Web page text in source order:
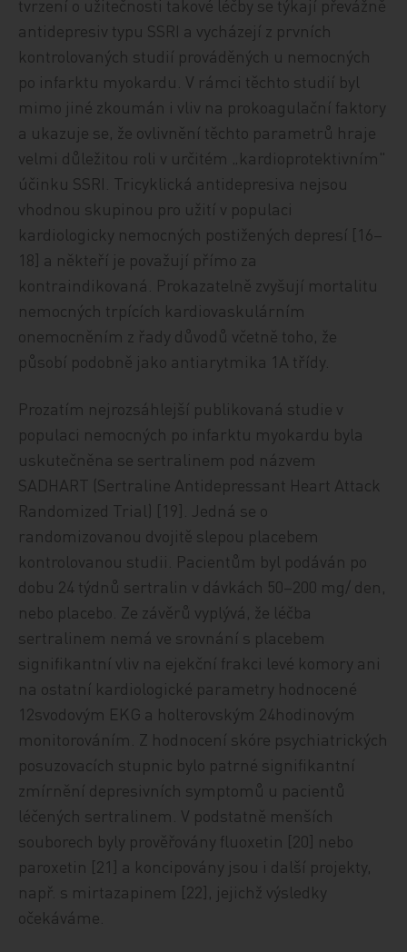
tvrzení o užitečnosti takové léčby se týkají převážně
antidepresiv typu SSRI a vycházejí z prvních
kontrolovaných studií prováděných u nemocných
po infarktu myokardu. V rámci těchto studií byl
mimo jiné zkoumán i vliv na prokoagulační faktory
a ukazuje se, že ovlivnění těchto parametrů hraje
velmi důležitou roli v určitém „kardioprotektivním"
účinku SSRI. Tricyklická antidepresiva nejsou
vhodnou skupinou pro užití v populaci
kardiologicky nemocných postižených depresí [16–
18] a někteří je považují přímo za
kontraindikovaná. Prokazatelně zvyšují mortalitu
nemocných trpících kardiovaskulárním
onemocněním z řady důvodů včetně toho, že
působí podobně jako antiarytmika 1A třídy.
Prozatím nejrozsáhlejší publikovaná studie v
populaci nemocných po infarktu myokardu byla
uskutečněna se sertralinem pod názvem
SADHART (Sertraline Antidepressant Heart Attack
Randomized Trial) [19]. Jedná se o
randomizovanou dvojitě slepou placebem
kontrolovanou studii. Pacientům byl podáván po
dobu 24 týdnů sertralin v dávkách 50–200 mg/ den,
nebo placebo. Ze závěrů vyplývá, že léčba
sertralinem nemá ve srovnání s placebem
signifikantní vliv na ejekční frakci levé komory ani
na ostatní kardiologické parametry hodnocené
12svodovým EKG a holterovským 24hodinovým
monitorováním. Z hodnocení skóre psychiatrických
posuzovacích stupnic bylo patrné signifikantní
zmírnění depresivních symptomů u pacientů
léčených sertralinem. V podstatně menších
souborech byly prověřovány fluoxetin [20] nebo
paroxetin [21] a koncipovány jsou i další projekty,
např. s mirtazapinem [22], jejichž výsledky
očekáváme.